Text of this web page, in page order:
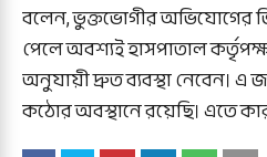
বলেন, ভুক্তভোগীর অভিযোগের
পেলে অবশ্যই হাসপাতাল
অনুযায়ী দ্রুত ব্যবস্থা নেবেন।
কঠোর অবস্থানে রয়েছি। এতে